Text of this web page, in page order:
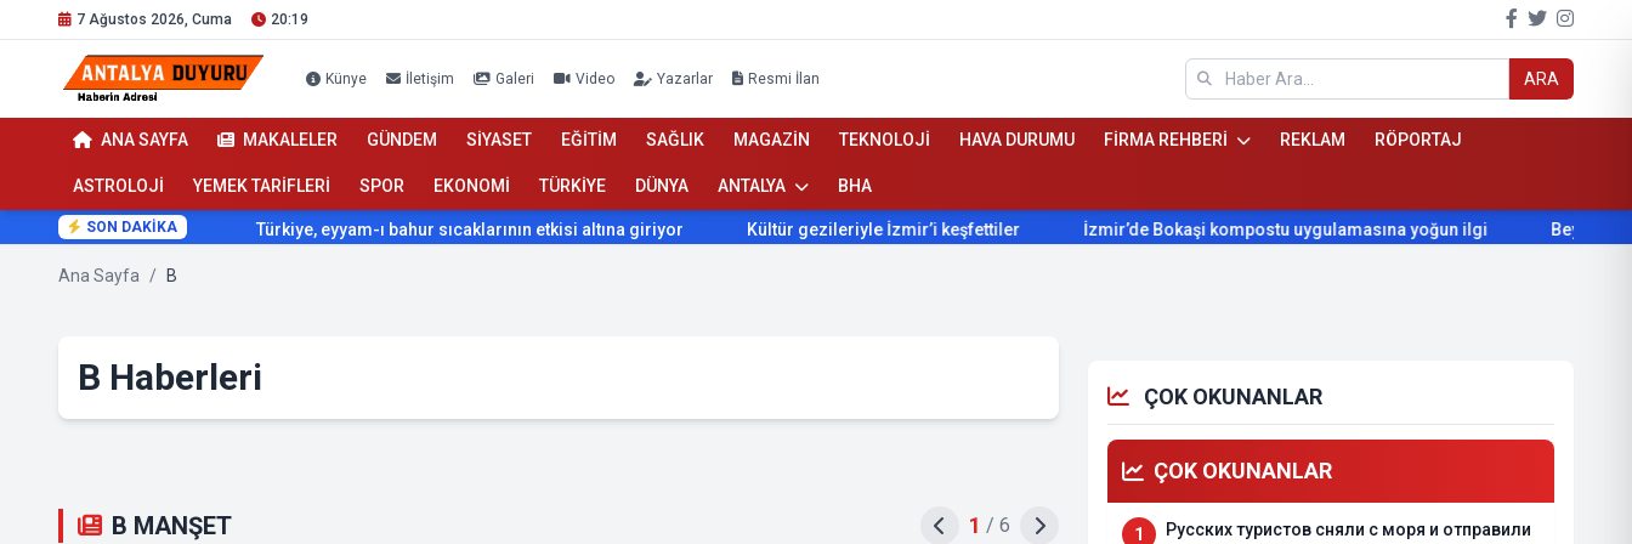
7 Ağustos 2026, Cuma 20:19
Künye İletişim Galeri Video Yazarlar Resmi İlan ARA
ANA SAYFA MAKALELER GÜNDEM SİYASET EĞİTİM SAĞLIK MAGAZİN TEKNOLOJİ HAVA DURUMU FİRMA REHBERİ REKLAM RÖPORTAJ
ASTROLOJİ YEMEK TARİFLERİ SPOR EKONOMİ TÜRKİYE DÜNYA ANTALYA BHA
SON DAKİKA Türkiye, eyyam-ı bahur sıcaklarının etkisi altına giriyor Kültür gezileriyle İzmir’i keşfettiler İzmir’de Bokaşi kompostu uygulamasına yoğun ilgi Beydağ’ın
Ana Sayfa / B
B Haberleri
B MANŞET 1 / 6
ÇOK OKUNANLAR
ÇOK OKUNANLAR
1 Русских туристов сняли с моря и отправили